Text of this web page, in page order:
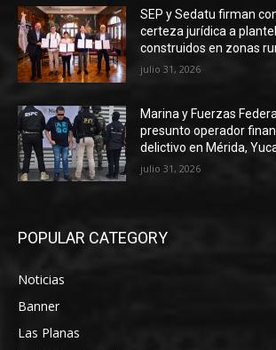
SEP y Sedatu firman
certeza jurídica a
construidos en zonas
julio 31, 2026
Marina y Fuerzas
presunto operador
delictivo en Mérida,
julio 31, 2026
POPULAR CATEGORY
Noticias
Banner
Las Planas